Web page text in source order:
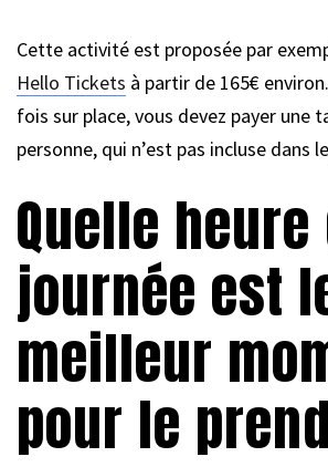
Cette activité est proposée par
Hello Tickets à partir de 165€
fois sur place, vous devez payer une
personne, qui n’est pas incluse dans
Quelle
journée est
meilleur
pour le